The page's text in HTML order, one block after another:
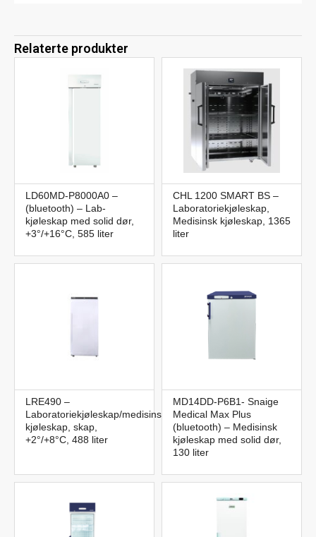
Relaterte produkter
LD60MD-P8000A0 –
(bluetooth) – Lab-
kjøleskap med solid dør,
+3°/+16°C, 585 liter
CHL 1200 SMART BS –
Laboratoriekjøleskap,
Medisinsk kjøleskap, 1365
liter
LRE490 –
Laboratoriekjøleskap/medisinsk
kjøleskap, skap,
+2°/+8°C, 488 liter
MD14DD-P6B1- Snaige
Medical Max Plus
(bluetooth) – Medisinsk
kjøleskap med solid dør,
130 liter